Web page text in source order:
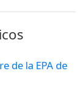
de la EPA de